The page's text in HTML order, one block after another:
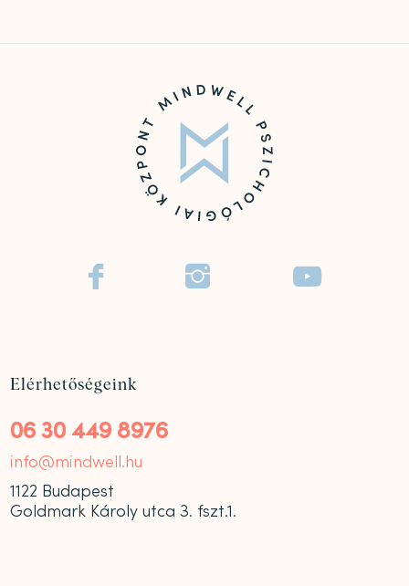
  
Elérhetőségeink
06 30 449 8976
info@mindwell.hu
1122 Budapest
Goldmark Károly utca 3. fszt.1.